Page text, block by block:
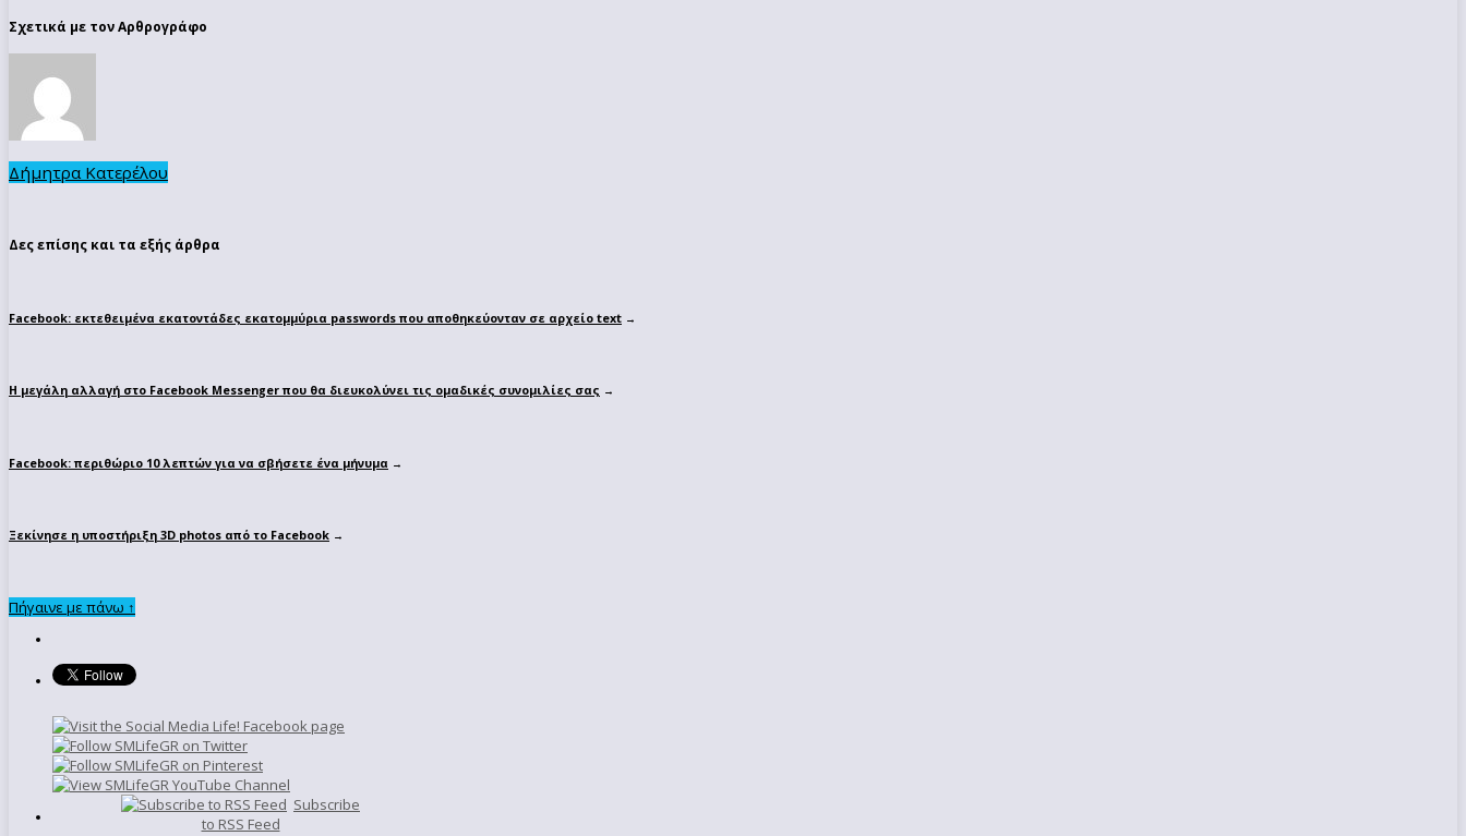
Σχετικά με τον Αρθρογράφο
Δήμητρα Κατερέλου
Δες επίσης και τα εξής άρθρα
Facebook: εκτεθειμένα εκατοντάδες εκατομμύρια passwords που αποθηκεύονταν σε αρχείο text →
Η μεγάλη αλλαγή στο Facebook Messenger που θα διευκολύνει τις ομαδικές συνομιλίες σας →
Facebook: περιθώριο 10 λεπτών για να σβήσετε ένα μήνυμα →
Ξεκίνησε η υποστήριξη 3D photos από το Facebook →
Πήγαινε με πάνω ↑
Subscribe
to RSS Feed